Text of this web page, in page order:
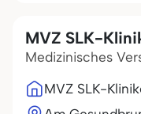
MVZ SLK-
Medizinisches
MVZ SLK-